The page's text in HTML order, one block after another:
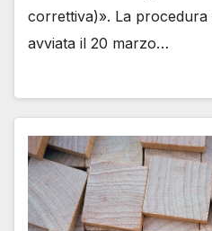
correttiva)». La
avviata il 20 marzo…